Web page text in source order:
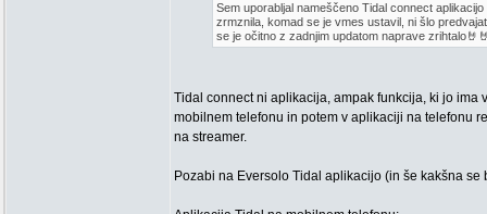
Sem uporabljal nameščeno Tidal connect
zrmznila, komad se je vmes ustavil, ni šlo
se je očitno z zadnjim updatom naprave
Tidal connect ni aplikacija, ampak funkcija, ki jo
mobilnem telefonu in potem v aplikaciji na telefonu
na streamer.
Pozabi na Eversolo Tidal aplikacijo (in še kakšna se